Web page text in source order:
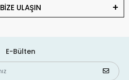
BİZE ULAŞIN
E-Bülten